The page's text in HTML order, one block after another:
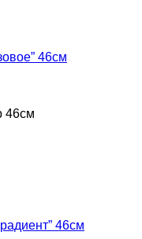
46см
46см
46см